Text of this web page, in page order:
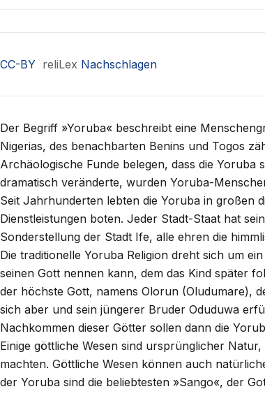
CC-BY reliLex Nachschlagen
Der Begriff »Yoruba« beschreibt eine
Nigerias, des benachbarten Benins und Togos
Archäologische Funde belegen, dass die
dramatisch veränderte, wurden Yoruba-
Seit Jahrhunderten lebten die Yoruba in großen
Dienstleistungen boten. Jeder Stadt-Staat hat
Sonderstellung der Stadt Ife, alle ehren die
Die traditionelle Yoruba Religion dreht sich um ein
seinen Gott nennen kann, dem das Kind später
der höchste Gott, namens Olorun (Oludumare),
sich aber und sein jüngerer Bruder Oduduwa
Nachkommen dieser Götter sollen dann die
Einige göttliche Wesen sind ursprünglicher
machten. Göttliche Wesen können auch
der Yoruba sind die beliebtesten »Sango«, der